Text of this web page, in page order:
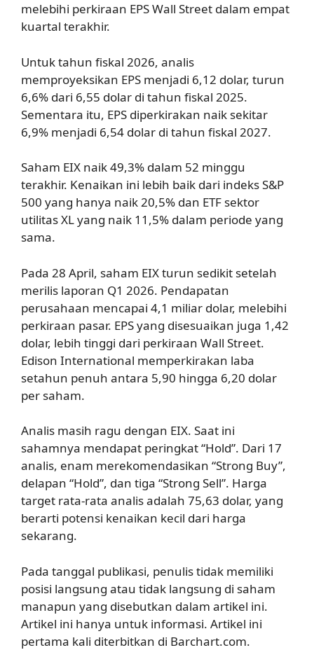
melebihi perkiraan EPS Wall Street dalam empat
kuartal terakhir.
Untuk tahun fiskal 2026, analis
memproyeksikan EPS menjadi 6,12 dolar, turun
6,6% dari 6,55 dolar di tahun fiskal 2025.
Sementara itu, EPS diperkirakan naik sekitar
6,9% menjadi 6,54 dolar di tahun fiskal 2027.
Saham EIX naik 49,3% dalam 52 minggu
terakhir. Kenaikan ini lebih baik dari indeks S&P
500 yang hanya naik 20,5% dan ETF sektor
utilitas XL yang naik 11,5% dalam periode yang
sama.
Pada 28 April, saham EIX turun sedikit setelah
merilis laporan Q1 2026. Pendapatan
perusahaan mencapai 4,1 miliar dolar, melebihi
perkiraan pasar. EPS yang disesuaikan juga 1,42
dolar, lebih tinggi dari perkiraan Wall Street.
Edison International memperkirakan laba
setahun penuh antara 5,90 hingga 6,20 dolar
per saham.
Analis masih ragu dengan EIX. Saat ini
sahamnya mendapat peringkat “Hold”. Dari 17
analis, enam merekomendasikan “Strong Buy”,
delapan “Hold”, dan tiga “Strong Sell”. Harga
target rata-rata analis adalah 75,63 dolar, yang
berarti potensi kenaikan kecil dari harga
sekarang.
Pada tanggal publikasi, penulis tidak memiliki
posisi langsung atau tidak langsung di saham
manapun yang disebutkan dalam artikel ini.
Artikel ini hanya untuk informasi. Artikel ini
pertama kali diterbitkan di Barchart.com.